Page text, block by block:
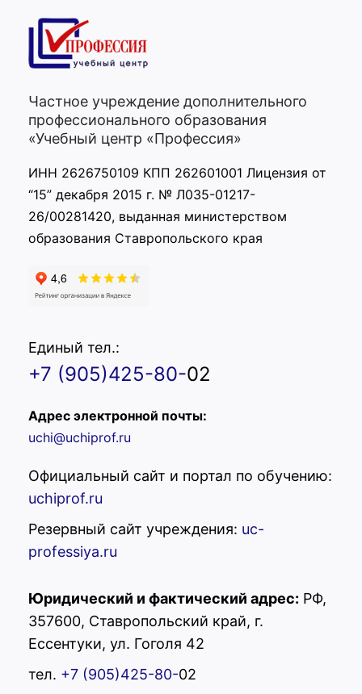
Частное учреждение дополнительного
профессионального образования
«Учебный центр «Профессия»
ИНН 2626750109 КПП 262601001 Лицензия от
“15” декабря 2015 г. № Л035-01217-
26/00281420, выданная министерством
образования Ставропольского края
Единый тел.:
+7 (905)425-80-02
Адрес электронной почты:
uchi@uchiprof.ru
Официальный сайт и портал по обучению:
uchiprof.ru
Резервный сайт учреждения: uc-
professiya.ru
Юридический и фактический адрес: РФ,
357600, Ставропольский край, г.
Ессентуки, ул. Гоголя 42
тел. +7 (905)425-80-02